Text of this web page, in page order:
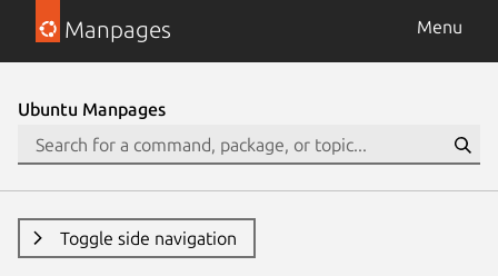
Manpages Menu
Ubuntu Manpages
Toggle side navigation